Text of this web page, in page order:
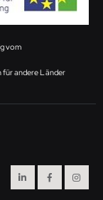
vom
für andere Länder